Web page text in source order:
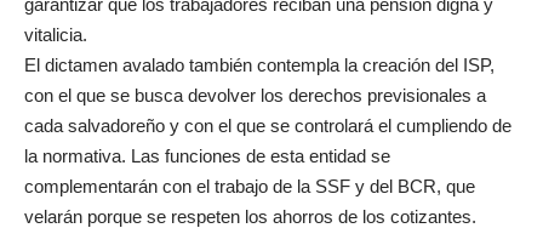
garantizar que los trabajadores reciban una pensión digna y
vitalicia.
El dictamen avalado también contempla la creación del ISP,
con el que se busca devolver los derechos previsionales a
cada salvadoreño y con el que se controlará el cumpliendo de
la normativa. Las funciones de esta entidad se
complementarán con el trabajo de la SSF y del BCR, que
velarán porque se respeten los ahorros de los cotizantes.